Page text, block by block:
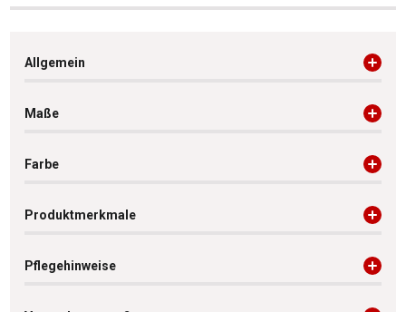
Allgemein
Maße
Farbe
Produktmerkmale
Pflegehinweise